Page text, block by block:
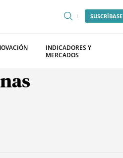
SUSCRÍBASE
INDICADORES Y
MERCADOS